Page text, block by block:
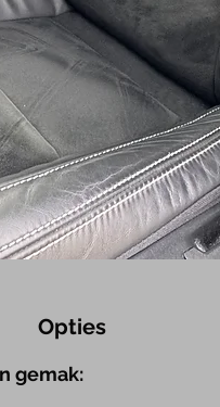
Opties
gemak: